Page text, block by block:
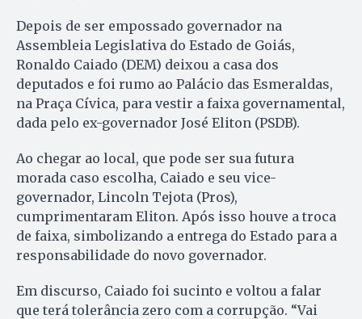
Depois de ser empossado governador na
Assembleia Legislativa do Estado de Goiás,
Ronaldo Caiado (DEM) deixou a casa dos
deputados e foi rumo ao Palácio das Esmeraldas,
na Praça Cívica, para vestir a faixa governamental,
dada pelo ex-governador José Eliton (PSDB).
Ao chegar ao local, que pode ser sua futura
morada caso escolha, Caiado e seu vice-
governador, Lincoln Tejota (Pros),
cumprimentaram Eliton. Após isso houve a troca
de faixa, simbolizando a entrega do Estado para a
responsabilidade do novo governador.
Em discurso, Caiado foi sucinto e voltou a falar
que terá tolerância zero com a corrupção. “Vai